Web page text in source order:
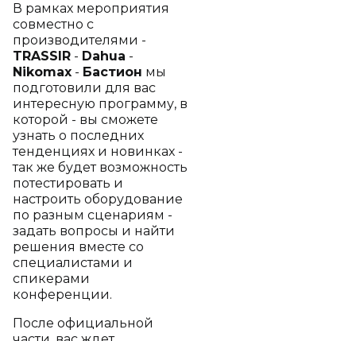
В рамках мероприятия
совместно с
производителями -
TRASSIR - Dahua -
Nikomax - Бастион мы
подготовили для вас
интересную программу, в
которой - вы сможете
узнать о последних
тенденциях и новинках -
так же будет возможность
потестировать и
настроить оборудование
по разным сценариям -
задать вопросы и найти
решения вместе со
специалистами и
спикерами
конференции.
После официальной